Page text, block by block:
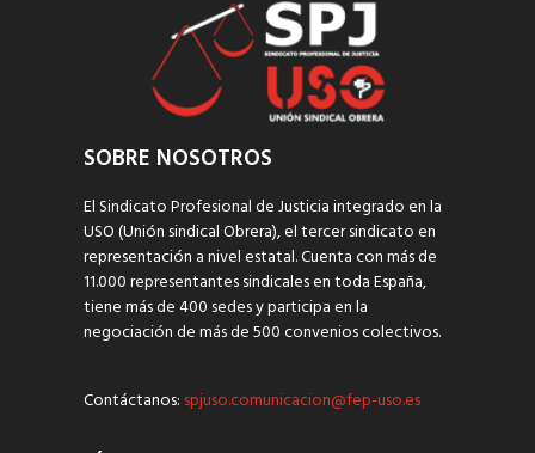
SOBRE NOSOTROS
El Sindicato Profesional de Justicia integrado en la
USO (Unión sindical Obrera), el tercer sindicato en
representación a nivel estatal. Cuenta con más de
11.000 representantes sindicales en toda España,
tiene más de 400 sedes y participa en la
negociación de más de 500 convenios colectivos.
Contáctanos: spjuso.comunicacion@fep-uso.es